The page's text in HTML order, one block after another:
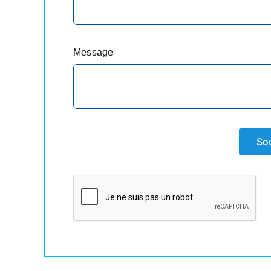
Message